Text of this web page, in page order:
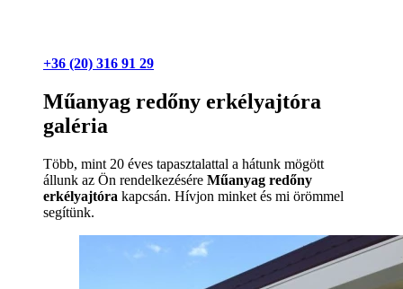
+36 (20) 316 91 29
Műanyag redőny erkélyajtóra
galéria
Több, mint 20 éves tapasztalattal a hátunk mögött
állunk az Ön rendelkezésére Műanyag redőny
erkélyajtóra kapcsán. Hívjon minket és mi örömmel
segítünk.